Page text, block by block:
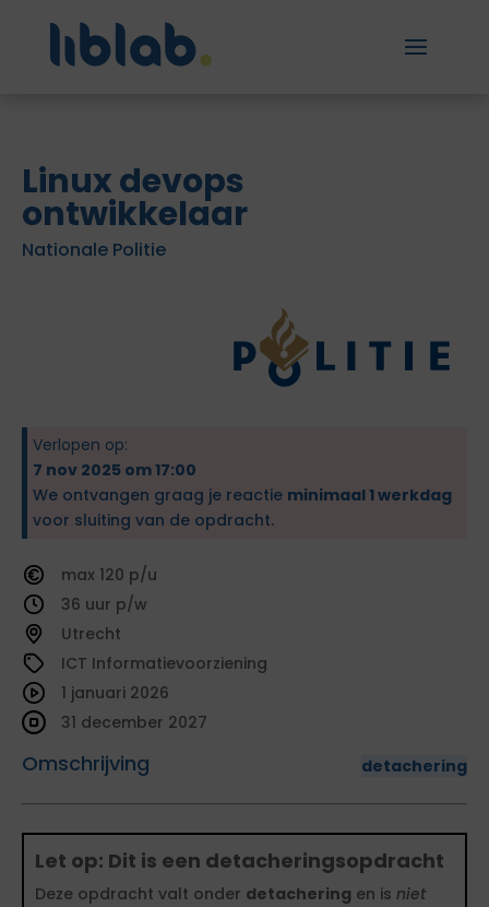
Linux devops
ontwikkelaar
Nationale Politie
Verlopen op:
7 nov 2025 om 17:00
We ontvangen graag je reactie minimaal 1 werkdag
voor sluiting van de opdracht.
120
36
Utrecht
ICT Informatievoorziening
Omschrijving detachering
1 januari 2026
31 december 2027
Let op: Dit is een detacheringsopdracht
Deze opdracht valt onder detachering en is niet